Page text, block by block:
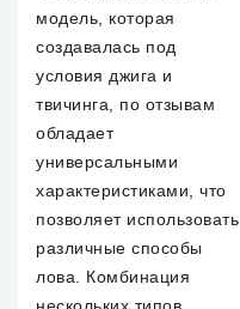
модель, которая
создавалась под
условия джига и
твичинга, по отзывам
обладает
универсальными
характеристиками, что
позволяет использовать
различные способы
лова. Комбинация
нескольких типов